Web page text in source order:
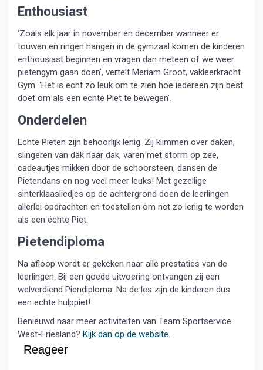
Enthousiast
‘Zoals elk jaar in november en december wanneer er
touwen en ringen hangen in de gymzaal komen de kinderen
enthousiast beginnen en vragen dan meteen of we weer
pietengym gaan doen’, vertelt Meriam Groot, vakleerkracht
Gym. ‘Het is echt zo leuk om te zien hoe iedereen zijn best
doet om als een echte Piet te bewegen’.
Onderdelen
Echte Pieten zijn behoorlijk lenig. Zij klimmen over daken,
slingeren van dak naar dak, varen met storm op zee,
cadeautjes mikken door de schoorsteen, dansen de
Pietendans en nog veel meer leuks! Met gezellige
sinterklaasliedjes op de achtergrond doen de leerlingen
allerlei opdrachten en toestellen om net zo lenig te worden
als een échte Piet.
Pietendiploma
Na afloop wordt er gekeken naar alle prestaties van de
leerlingen. Bij een goede uitvoering ontvangen zij een
welverdiend Piendiploma. Na de les zijn de kinderen dus
een echte hulppiet!
Benieuwd naar meer activiteiten van Team Sportservice
West-Friesland? Kijk dan op de website.
Reageer